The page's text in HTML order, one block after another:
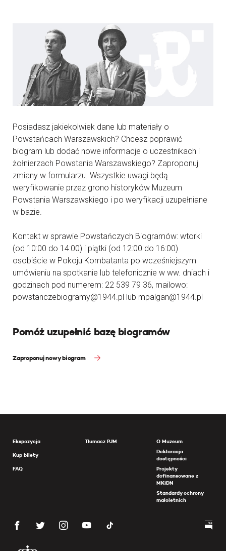
Posiadasz jakiekolwiek dane lub materiały o
Powstańcach Warszawskich? Chcesz poprawić
biogram lub dodać nowe informacje o uczestnikach i
żołnierzach Powstania Warszawskiego? Zaproponuj
zmiany w formularzu. Wszystkie uwagi będą
weryfikowanie przez grono historyków Muzeum
Powstania Warszawskiego i po weryfikacji uzupełniane
w bazie.
Kontakt w sprawie Powstańczych Biogramów: wtorki
(od 10:00 do 14:00) i piątki (od 12:00 do 16:00)
osobiście w Pokoju Kombatanta po wcześniejszym
umówieniu na spotkanie lub telefonicznie w ww. dniach i
godzinach pod numerem: 22 539 79 36, mailowo:
powstanczebiogramy@1944.pl lub mpalgan@1944.pl
Pomóż uzupełnić bazę biogramów
Zaproponuj nowy biogram
Ekspozycja
Kup bilety
FAQ
Tłumacz PJM
O Muzeum
Deklaracja
dostępności
Projekty
dofinansowane z
MKiDN
Standardy ochrony
małoletnich